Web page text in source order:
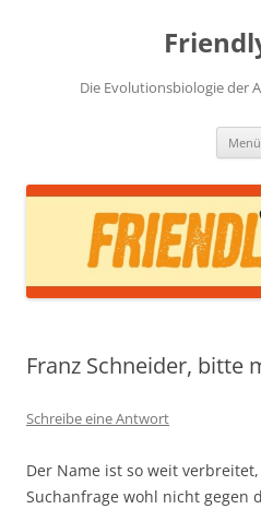
Die Evolutionsbiologie der
Menü
Franz Schneider, bitte
Schreibe eine Antwort
Der Name ist so weit
Suchanfrage wohl nicht gegen